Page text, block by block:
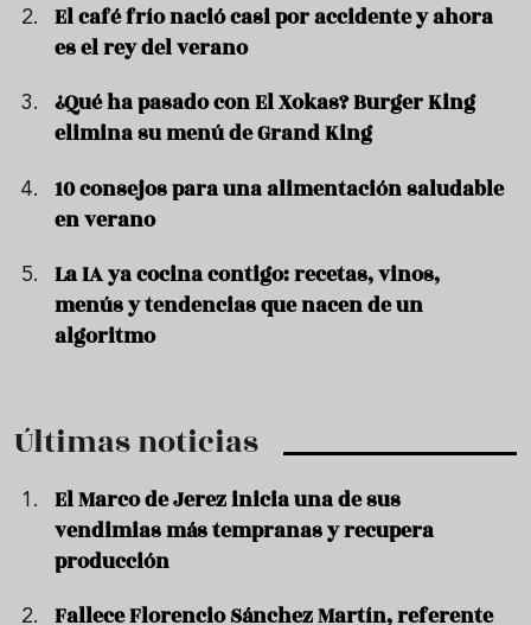
El café frío nació casi por accidente y ahora
es el rey del verano
¿Qué ha pasado con El Xokas? Burger King
elimina su menú de Grand King
10 consejos para una alimentación saludable
en verano
La IA ya cocina contigo: recetas, vinos,
menús y tendencias que nacen de un
algoritmo
Últimas noticias
El Marco de Jerez inicia una de sus
vendimias más tempranas y recupera
producción
Fallece Florencio Sánchez Martín, referente